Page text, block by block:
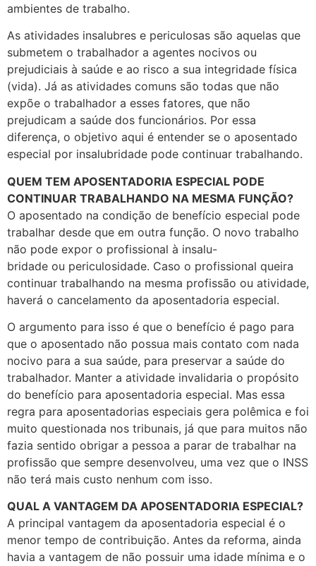
ambientes de trabalho.
As atividades insalubres e periculosas são aquelas que
submetem o trabalhador a agentes nocivos ou
prejudiciais à saúde e ao risco a sua integridade física
(vida). Já as atividades comuns são todas que não
expõe o trabalhador a esses fatores, que não
prejudicam a saúde dos funcionários. Por essa
diferença, o objetivo aqui é entender se o aposentado
especial por insalubridade pode continuar trabalhando.
QUEM TEM APOSENTADORIA ESPECIAL PODE
CONTINUAR TRABALHANDO NA MESMA FUNÇÃO?
O aposentado na condição de benefício especial pode
trabalhar desde que em outra função. O novo trabalho
não pode expor o profissional à insalu-
bridade ou periculosidade. Caso o profissional queira
continuar trabalhando na mesma profissão ou atividade,
haverá o cancelamento da aposentadoria especial.
O argumento para isso é que o benefício é pago para
que o aposentado não possua mais contato com nada
nocivo para a sua saúde, para preservar a saúde do
trabalhador. Manter a atividade invalidaria o propósito
do benefício para aposentadoria especial. Mas essa
regra para aposentadorias especiais gera polêmica e foi
muito questionada nos tribunais, já que para muitos não
fazia sentido obrigar a pessoa a parar de trabalhar na
profissão que sempre desenvolveu, uma vez que o INSS
não terá mais custo nenhum com isso.
QUAL A VANTAGEM DA APOSENTADORIA ESPECIAL?
A principal vantagem da aposentadoria especial é o
menor tempo de contribuição. Antes da reforma, ainda
havia a vantagem de não possuir uma idade mínima e o